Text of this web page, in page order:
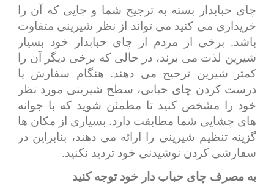
چای حبابدار بسته به ترجیح شما و جایی که آن را
خریداری می کنید می تواند از نظر شیرینی متفاوت
باشد. برخی از مردم از چای حبابدار خود بسیار
شیرین لذت می برند، در حالی که برخی دیگر آن را
کمتر شیرین ترجیح می دهند. هنگام سفارش یا
درست کردن چای حبابی، سطح شیرینی مورد نظر
خود را مشخص کنید تا مطمئن شوید که با جوانه
های چشایی شما مطابقت دارد. بسیاری از مکان ها
گزینه تنظیم شیرینی را ارائه می دهند، بنابراین در
سفارشی کردن نوشیدنی خود تردید نکنید.
به مصرف چای حباب دار خود توجه کنید